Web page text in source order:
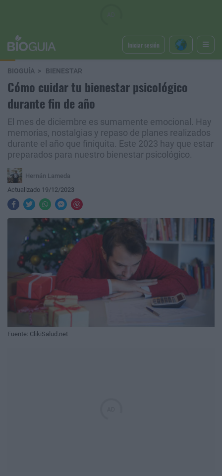
Iniciar sesión
BIOGUÍA BIENESTAR
Cómo cuidar tu bienestar psicológico
durante fin de año
El mes de diciembre es sumamente emocional. Hay
memorias, nostalgias y repaso de planes realizados
durante el año que finiquita. Este 2023 hay que estar
preparados para nuestro bienestar psicológico.
Hernán Lameda
Actualizado 19/12/2023
Fuente: ClikiSalud.net